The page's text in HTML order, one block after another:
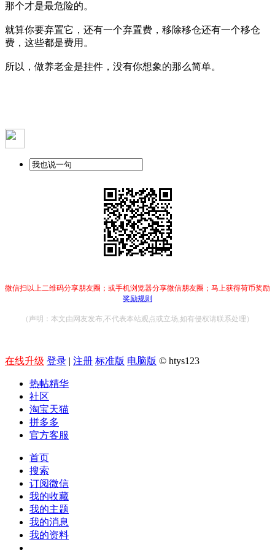
那个才是最危险的。
就算你要弃置它，还有一个弃置费，移除移仓还有一个移仓
费，这些都是费用。
所以，做养老金是挂件，没有你想象的那么简单。
微信扫以上二维码分享朋友圈；或手机浏览器分享微信朋友圈；马上获得荷币奖励
奖励规则
（声明：本文由网友发布,不代表本站观点或立场,如有侵权请联系处理）
在线升级 登录 | 注册 标准版 电脑版 © htys123
热帖精华
社区
淘宝天猫
拼多多
官方客服
首页
搜索
订阅微信
我的收藏
我的主题
我的消息
我的资料